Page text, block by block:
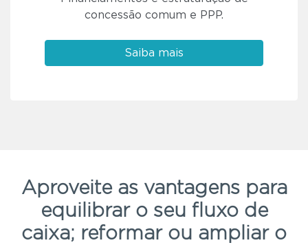
concessão comum e PPP.
Saiba mais
Aproveite as vantagens para
equilibrar o seu fluxo de
caixa; reformar ou ampliar o